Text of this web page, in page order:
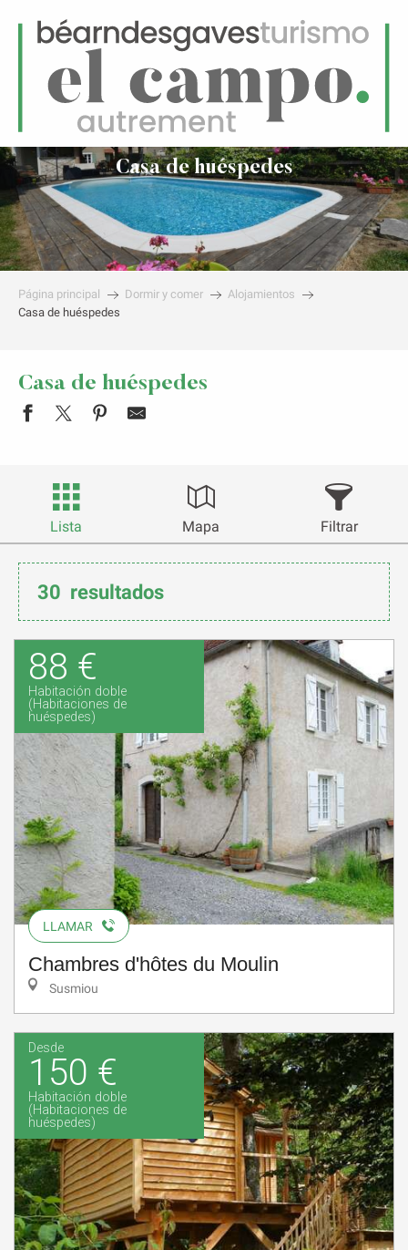
Menú
Casa de huéspedes
Página principal Dormir y comer
Alojamientos
Casa de huéspedes
Casa de huéspedes
Lista Mapa Filtrar
30 resultados
88 €
Habitación doble
(Habitaciones de
huéspedes)
LLAMAR
Chambres d'hôtes du Moulin
Susmiou
Desde
150 €
Habitación doble
(Habitaciones de
huéspedes)